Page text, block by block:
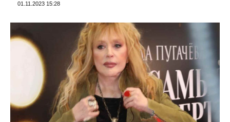
01.11.2023 15:28